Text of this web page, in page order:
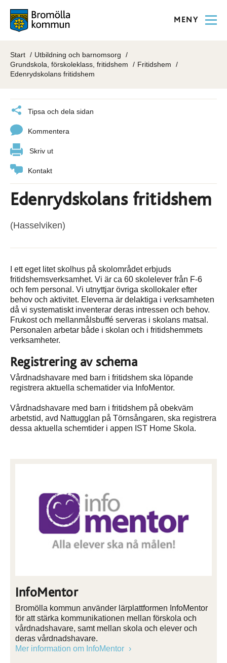
MENY
Start
Utbildning och barnomsorg
Grundskola, förskoleklass, fritidshem
Fritidshem
Edenrydskolans fritidshem
Tipsa och dela sidan
Kommentera
Skriv ut
Kontakt
Edenrydskolans fritidshem
(Hasselviken)
I ett eget litet skolhus på skolområdet erbjuds
fritidshemsverksamhet. Vi är ca 60 skolelever från F-6
och fem personal. Vi utnyttjar övriga skollokaler efter
behov och aktivitet. Eleverna är delaktiga i verksamheten
då vi systematiskt inventerar deras intressen och behov.
Frukost och mellanmålsbuffé serveras i skolans matsal.
Personalen arbetar både i skolan och i fritidshemmets
verksamheter.
Registrering av schema
Vårdnadshavare med barn i fritidshem ska löpande
registrera aktuella schematider via InfoMentor.
Vårdnadshavare med barn i fritidshem på obekväm
arbetstid, avd Nattugglan på Törnsångaren, ska registrera
dessa aktuella schemtider i appen IST Home Skola.
InfoMentor
Bromölla kommun använder lärplattformen InfoMentor
för att stärka kommunikationen mellan förskola och
vårdnadshavare, samt mellan skola och elever och
deras vårdnadshavare.
Mer information om InfoMentor